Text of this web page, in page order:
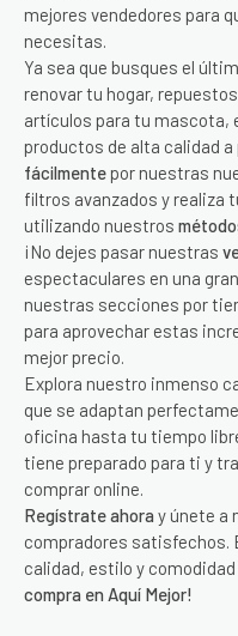
mejores vendedores para
necesitas.
Ya sea que busques el
renovar tu hogar,
artículos para tu mascota,
productos de alta calidad
fácilmente por nuestras
filtros avanzados y realiza
utilizando nuestros
¡No dejes pasar nuestras
espectaculares en una
nuestras secciones por
para aprovechar estas
mejor precio.
Explora nuestro inmenso
que se adaptan
oficina hasta tu tiempo
tiene preparado para ti y
comprar online.
Regístrate ahora y únete a
compradores satisfechos.
calidad, estilo y comodidad
compra en Aquí Mejor!